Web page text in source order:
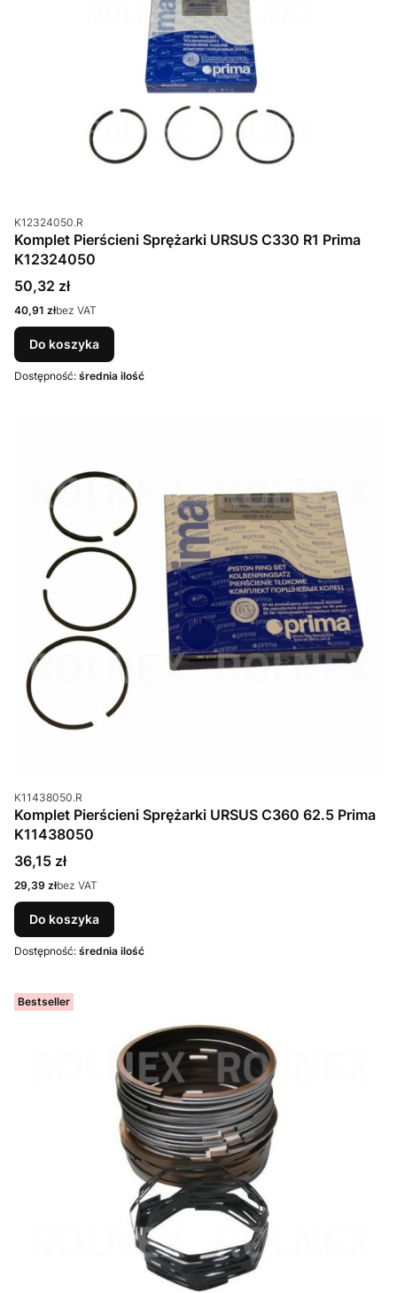
Kod produktu
K12324050.R
Komplet Pierścieni Sprężarki URSUS C330 R1 Prima
K12324050
Cena
50,32 zł
Cena
40,91 złbez VAT
Do koszyka
Dostępność: średnia ilość
Kod produktu
K11438050.R
Komplet Pierścieni Sprężarki URSUS C360 62.5 Prima
K11438050
Cena
36,15 zł
Cena
29,39 złbez VAT
Do koszyka
Dostępność: średnia ilość
Bestseller